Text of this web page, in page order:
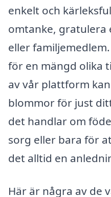
enkelt och
omtanke, gratulera
eller
för en mängd olika
av vår plattform
blommor för just
det handlar om
sorg eller bara för
det alltid en
Här är några av de